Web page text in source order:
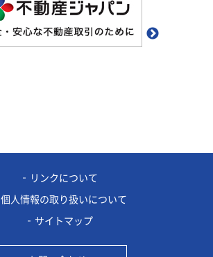
リンクについて
個人情報の取り扱いについて
サイトマップ